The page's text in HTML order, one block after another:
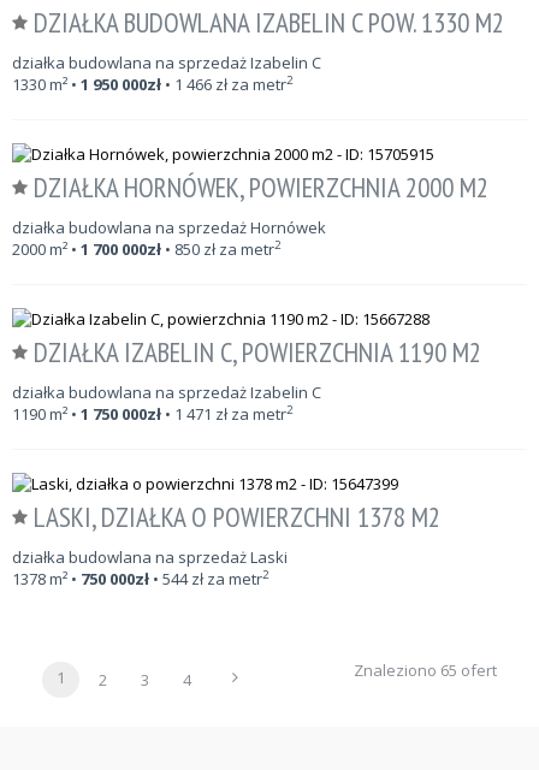
DZIAŁKA BUDOWLANA IZABELIN C POW. 1330 M2
działka budowlana na sprzedaż Izabelin C
1330m² • 1 950 000zł • 1 466 zł za metr2
DZIAŁKA HORNÓWEK, POWIERZCHNIA 2000 M2
działka budowlana na sprzedaż Hornówek
2000m² • 1 700 000zł • 850 zł za metr2
DZIAŁKA IZABELIN C, POWIERZCHNIA 1190 M2
działka budowlana na sprzedaż Izabelin C
1190m² • 1 750 000zł • 1 471 zł za metr2
LASKI, DZIAŁKA O POWIERZCHNI 1378 M2
działka budowlana na sprzedaż Laski
1378m² • 750 000zł • 544zł za metr2
1 2 3 4 Znaleziono 65 ofert